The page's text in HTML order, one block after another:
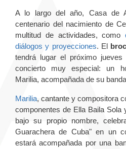
A lo largo del año, Casa de
centenario del nacimiento de
multitud de actividades, como
diálogos y proyecciones. El
tendrá lugar el próximo
concierto muy especial: un
Marilia, acompañada de su
Marilia, cantante y compositora
componentes de Ella Baila Sola
bajo su propio nombre,
Guarachera de Cuba" en un
estará acompañada por una